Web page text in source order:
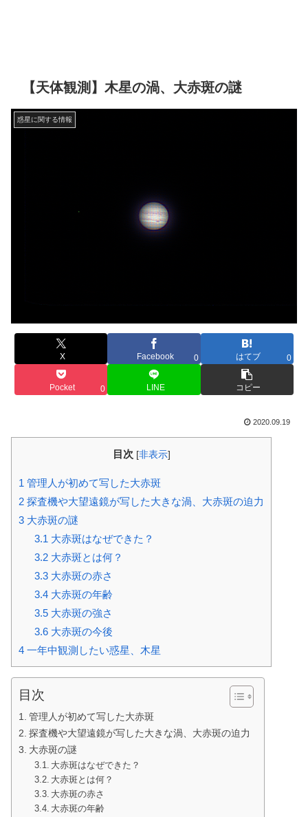
【天体観測】木星の渦、大赤斑の謎
惑星に関する情報
X Facebook 0 はてブ 0
Pocket 0 LINE コピー
2020.09.19
目次 [非表示]
1 管理人が初めて写した大赤斑
2 探査機や大望遠鏡が写した大きな渦、大赤斑の迫力
3 大赤斑の謎
3.1 大赤斑はなぜできた？
3.2大赤斑とは何？
3.3大赤斑の赤さ
3.4大赤斑の年齢
3.5大赤斑の強さ
3.6大赤斑の今後
4 一年中観測したい惑星、木星
目次
管理人が初めて写した大赤斑
探査機や大望遠鏡が写した大きな渦、大赤斑の迫力
大赤斑の謎
大赤斑はなぜできた？
大赤斑とは何？
大赤斑の赤さ
大赤斑の年齢